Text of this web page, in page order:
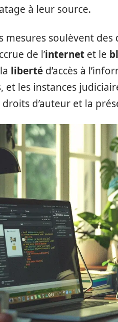
à leur source.
mesures soulèvent
de l’internet et le
liberté d’accès à
et les instances
d’auteur et la